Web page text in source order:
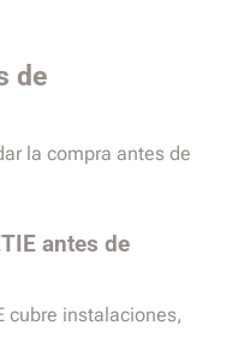
de
la compra antes de
antes de
cubre instalaciones,